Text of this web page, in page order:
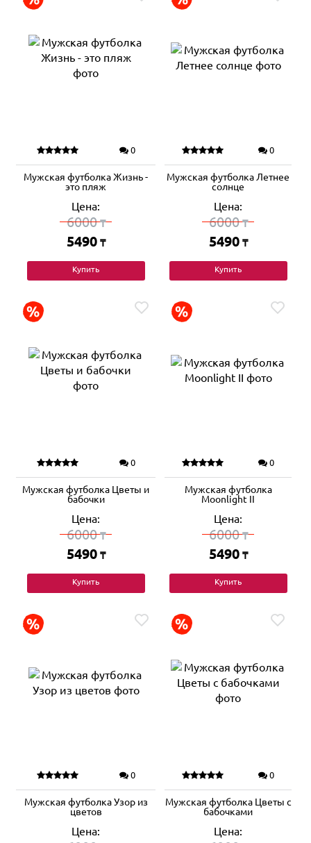
0
Мужская футболка Жизнь -
это пляж
Цена:
6000₸
5490 ₸
Купить
0
Мужская футболка Летнее
солнце
Цена:
6000₸
5490 ₸
Купить
0
Мужская футболка Цветы и
бабочки
Цена:
6000₸
5490 ₸
Купить
0
Мужская футболка
Moonlight II
Цена:
6000₸
5490 ₸
Купить
0
Мужская футболка Узор из
цветов
Цена:
0
Мужская футболка Цветы с
бабочками
Цена: